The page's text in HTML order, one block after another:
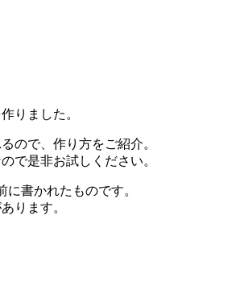
りました。
ので、作り方をご紹介。
で是非お試しください。
に書かれたものです。
ります。